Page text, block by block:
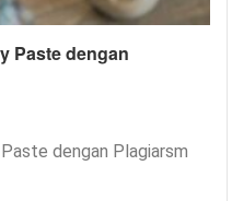
Paste dengan
dengan Plagiarsm